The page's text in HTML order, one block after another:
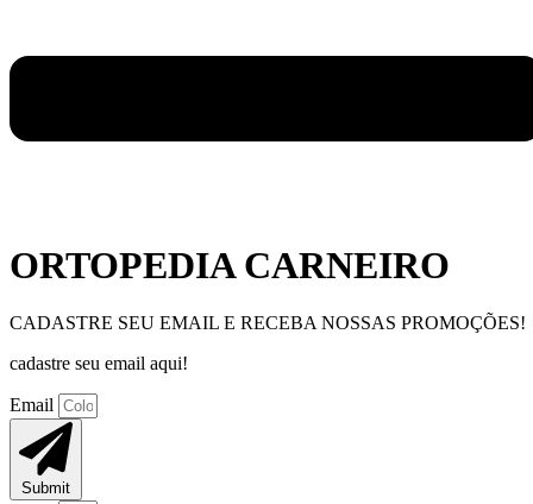
ORTOPEDIA CARNEIRO
CADASTRE SEU EMAIL E RECEBA NOSSAS PROMOÇÕES!
cadastre seu email aqui!
Email
Submit